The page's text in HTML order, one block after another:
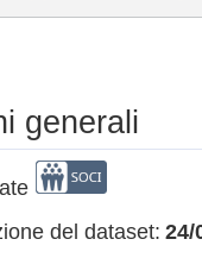
generali
del dataset: 24/